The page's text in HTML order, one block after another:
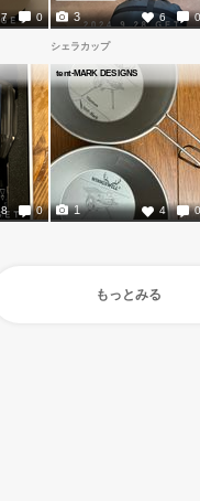
7 0 6 0
3
8 0
シェラカップ
tent-MARK DESIGNS
4 0
1
もっとみる